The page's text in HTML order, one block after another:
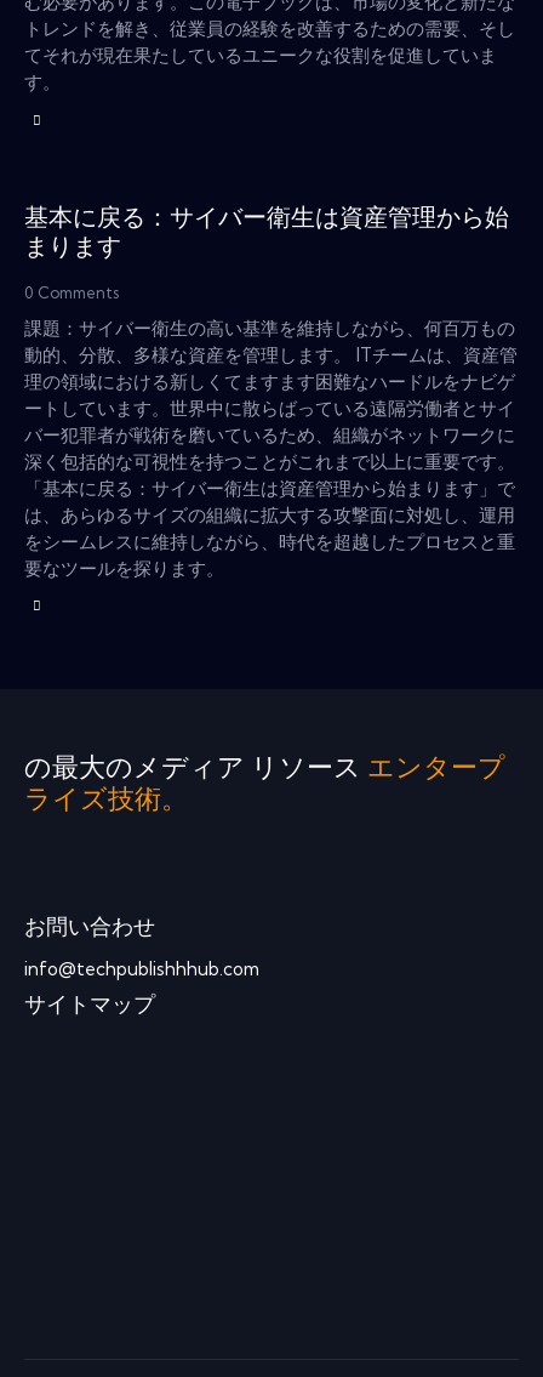
トレンドを解き、従業員の経験を改善するための需要、そし
てそれが現在果たしているユニークな役割を促進していま
す。
基本に戻る：サイバー衛生は資産管理から始
まります
0 Comments
課題：サイバー衛生の高い基準を維持しながら、何百万もの
動的、分散、多様な資産を管理します。 ITチームは、資産管
理の領域における新しくてますます困難なハードルをナビゲ
ートしています。世界中に散らばっている遠隔労働者とサイ
バー犯罪者が戦術を磨いているため、組織がネットワークに
深く包括的な可視性を持つことがこれまで以上に重要です。
「基本に戻る：サイバー衛生は資産管理から始まります」で
は、あらゆるサイズの組織に拡大する攻撃面に対処し、運用
をシームレスに維持しながら、時代を超越したプロセスと重
要なツールを探ります。
の最大のメディア リソース エンタープ
ライズ技術。
お問い合わせ
info@techpublishhhub.com
サイトマップ